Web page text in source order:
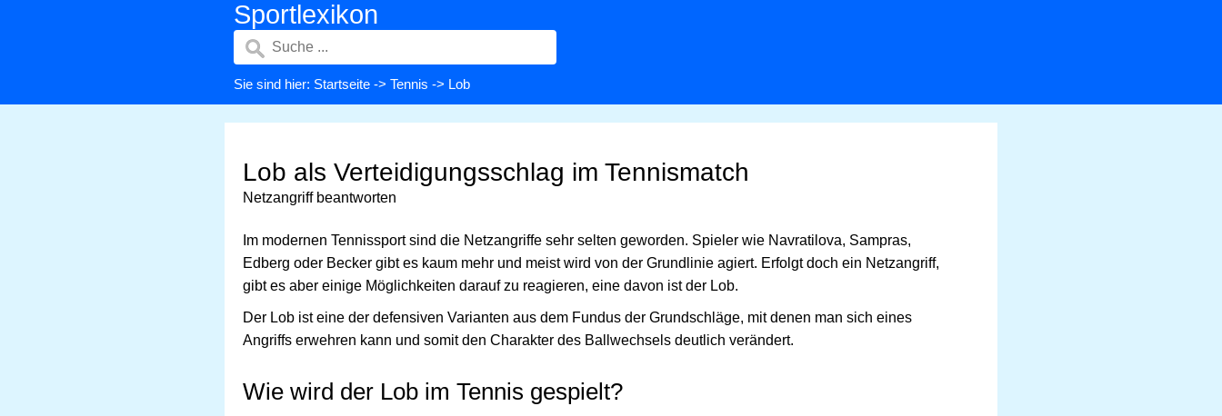
Sportlexikon
Sie sind hier: Startseite -> Tennis -> Lob
Lob als Verteidigungsschlag im Tennismatch
Netzangriff beantworten
Im modernen Tennissport sind die Netzangriffe sehr selten geworden. Spieler wie Navratilova, Sampras,
Edberg oder Becker gibt es kaum mehr und meist wird von der Grundlinie agiert. Erfolgt doch ein Netzangriff,
gibt es aber einige Möglichkeiten darauf zu reagieren, eine davon ist der Lob.
Der Lob ist eine der defensiven Varianten aus dem Fundus der Grundschläge, mit denen man sich eines
Angriffs erwehren kann und somit den Charakter des Ballwechsels deutlich verändert.
Wie wird der Lob im Tennis gespielt?